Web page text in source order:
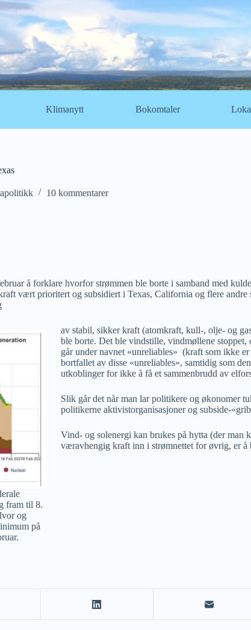
Klimanytt Bokomtaler
10 kommentarer
å forklare hvorfor strømmen ble borte i samband med
vært prioritert og subsidiert i Texas, California og flere
fram til 8.
og
på
av stabil, sikker kraft (atomkraft, kull-, olje- og
ble borte. Det ble vindstille, vindmøllene stoppet,
går under navnet «unreliables» (kraft som ikke
bortfallet av disse «unreliables», samtidig som
utkoblinger for ikke å få et sammenbrudd av
Slik går det når man lar politikere og økonomer
politikerne aktivistorganisasjoner og subside-
Vind- og solenergi kan brukes på hytta (der man
væravhengig kraft inn i strømnettet for øvrig, er å